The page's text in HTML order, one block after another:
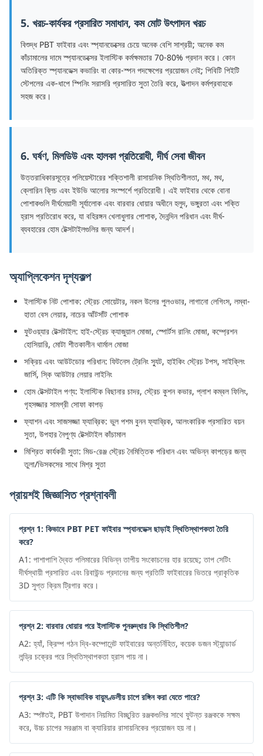
5. খরচ-কার্যকর প্রসারিত সমাধান, কম মোট উৎপাদন খরচ
বিশুদ্ধ PBT ফাইবার এবং স্প্যানডেক্সের চেয়ে অনেক বেশি সাশ্রয়ী; অনেক কম
কাঁচামালের দামে স্প্যানডেক্সের ইলাস্টিক কর্মক্ষমতার 70-80% প্রদান করে। কোন
অতিরিক্ত স্প্যানডেক্স কভারিং বা কোর-স্পন পদক্ষেপের প্রয়োজন নেই; পিবিটি পিইটি
স্টেপলের এক-ধাপে স্পিনিং সরাসরি প্রসারিত সুতা তৈরি করে, উত্পাদন কর্মপ্রবাহকে
সহজ করে।
6. ঘর্ষণ, মিলডিউ এবং হালকা প্রতিরোধী, দীর্ঘ সেবা জীবন
উত্তরাধিকারসূত্রে পলিয়েস্টারের শক্তিশালী রাসায়নিক স্থিতিশীলতা, মথ, মথ,
ক্লোরিন ব্লিচ এবং ইউভি আলোর সংস্পর্শে প্রতিরোধী। এই ফাইবার থেকে বোনা
পোশাকগুলি দীর্ঘমেয়াদী সূর্যালোক এবং বারবার ধোয়ার অধীনে হলুদ, ভঙ্গুরতা এবং শক্তি
হ্রাস প্রতিরোধ করে, যা বহিরঙ্গন খেলাধুলার পোশাক, দৈনন্দিন পরিধান এবং দীর্ঘ-
ব্যবহারের হোম টেক্সটাইলগুলির জন্য আদর্শ।
অ্যাপ্লিকেশন দৃশ্যকল্প
ইলাস্টিক নিট পোশাক: স্ট্রেচ সোয়েটার, নকল উলের পুলওভার, লাগানো লেগিংস, লম্বা-
হাতা বেস লেয়ার, নাচের আঁটসাঁট পোশাক
ফুটওয়্যার টেক্সটাইল: হাই-স্ট্রেচ ক্যাজুয়াল মোজা, স্পোর্টস রানিং মোজা, কম্প্রেশন
হোসিয়ারি, মোটা শীতকালীন থার্মাল মোজা
সক্রিয় এবং আউটডোর পরিধান: ফিটনেস ট্রেনিং স্যুট, হাইকিং স্ট্রেচ টপস, সাইক্লিং
জার্সি, স্কি আউটার লেয়ার লাইনিং
হোম টেক্সটাইল পণ্য: ইলাস্টিক বিছানার চাদর, স্ট্রেচ কুশন কভার, প্লাশ কম্বল ফিলিং,
গৃহসজ্জার সামগ্রী সোফা কাপড়
ফ্যাশন এবং সাজসজ্জা ফ্যাব্রিক: ভুল পশম বুনন ফ্যাব্রিক, আলংকারিক প্রসারিত বয়ন
সুতা, উপহার নৈপুণ্য টেক্সটাইল কাঁচামাল
মিশ্রিত কার্যকরী সুতা: মিড-রেঞ্জ স্ট্রেচ নৈমিত্তিক পরিধান এবং অভিন্ন কাপড়ের জন্য
তুলা/ভিসকসের সাথে মিশ্র সুতা
প্রায়শই জিজ্ঞাসিত প্রশ্নাবলী
প্রশ্ন 1: কিভাবে PBT PET ফাইবার স্প্যানডেক্স ছাড়াই স্থিতিস্থাপকতা তৈরি
করে?
A1: পাশাপাশি দ্বৈত পলিমারের বিভিন্ন তাপীয় সংকোচনের হার রয়েছে; তাপ সেটিং
দীর্ঘস্থায়ী প্রসারিত এবং রিবাউন্ড প্রদানের জন্য প্রতিটি ফাইবারের ভিতরে প্রাকৃতিক
3D সুপ্ত ক্রিম ট্রিগার করে।
প্রশ্ন 2: বারবার ধোয়ার পরে ইলাস্টিক পুনরুদ্ধার কি স্থিতিশীল?
A2: হ্যাঁ, ক্রিম্প গঠন দ্বি-কম্পোনেন্ট ফাইবারের অন্তর্নিহিত, কয়েক ডজন স্ট্যান্ডার্ড
লন্ড্রি চক্রের পরে স্থিতিস্থাপকতা হ্রাস পায় না।
প্রশ্ন 3: এটি কি স্বাভাবিক বায়ুমণ্ডলীয় চাপে রঙ্গিন করা যেতে পারে?
A3: স্পষ্টতই, PBT উপাদান নিয়মিত বিচ্ছুরিত রঞ্জকগুলির সাথে ফুটন্ত রঞ্জককে সক্ষম
করে, উচ্চ চাপের সরঞ্জাম বা ক্যারিয়ার রাসায়নিকের প্রয়োজন হয় না।